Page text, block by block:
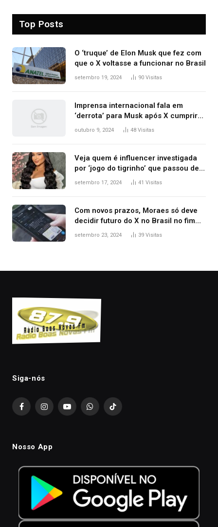
Top Posts
O ‘truque’ de Elon Musk que fez com
que o X voltasse a funcionar no Brasil
setembro 19, 2024 90 Visitas
Imprensa internacional fala em
‘derrota’ para Musk após X cumprir
ordens e ser liberado; veja
outubro 9, 2024 48 Visitas
Veja quem é influencer investigada
por ‘jogo do tigrinho’ que passou de
manicure a milionária com
setembro 17, 2024 41 Visitas
Com novos prazos, Moraes só deve
decidir futuro do X no Brasil no fim
desta semana; entenda
setembro 23, 2024 39 Visitas
Siga-nós
FacebookInstagramYouTubeWhatsAppTikTok
Nosso App